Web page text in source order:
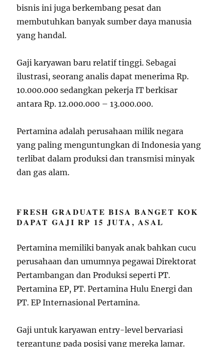
bisnis ini juga berkembang pesat dan
membutuhkan banyak sumber daya manusia
yang handal.
Gaji karyawan baru relatif tinggi. Sebagai
ilustrasi, seorang analis dapat menerima Rp.
10.000.000 sedangkan pekerja IT berkisar
antara Rp. 12.000.000 – 13.000.000.
Pertamina adalah perusahaan milik negara
yang paling menguntungkan di Indonesia yang
terlibat dalam produksi dan transmisi minyak
dan gas alam.
FRESH GRADUATE BISA BANGET KOK
DAPAT GAJI RP 15 JUTA, ASAL
Pertamina memiliki banyak anak bahkan cucu
perusahaan dan umumnya pegawai Direktorat
Pertambangan dan Produksi seperti PT.
Pertamina EP, PT. Pertamina Hulu Energi dan
PT. EP Internasional Pertamina.
Gaji untuk karyawan entry-level bervariasi
tergantung pada posisi yang mereka lamar.